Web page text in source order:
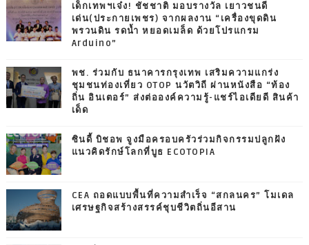
เด็กเทพฯเจ๋ง! ชัชชาติ มอบรางวัล เยาวชนดี
เด่น(ประกายเพชร) จากผลงาน “เครื่องขุดดิน
พรวนดิน รดน้ำ หยอดเมล็ด ด้วยโปรแกรม
Arduino”
พช. ร่วมกับ ธนาคารกรุงเทพ เสริมความแกร่ง
ชุมชนท่องเที่ยว OTOP นวัตวิถี ผ่านหนังสือ “ท้อง
ถิ่น อินเตอร์” ส่งต่อองค์ความรู้-แชร์ไอเดียดี สินค้า
เด็ด
ซินดี้ บิชอพ จูงมือครอบครัวร่วมกิจกรรมปลูกฝัง
แนวคิดรักษ์โลกที่บูธ ECOTOPIA
CEA ถอดแบบพื้นที่ความสำเร็จ “สกลนคร” โมเดล
เศรษฐกิจสร้างสรรค์ชุบชีวิตถิ่นอีสาน